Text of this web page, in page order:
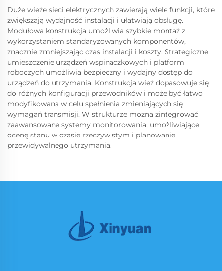
Duże wieże sieci elektrycznych zawierają wiele funkcji, które
zwiększają wydajność instalacji i ułatwiają obsługę.
Modułowa konstrukcja umożliwia szybkie montaż z
wykorzystaniem standaryzowanych komponentów,
znacznie zmniejszając czas instalacji i koszty. Strategiczne
umieszczenie urządzeń wspinaczkowych i platform
roboczych umożliwia bezpieczny i wydajny dostęp do
urządzeń do utrzymania. Konstrukcja wież dopasowuje się
do różnych konfiguracji przewodników i może być łatwo
modyfikowana w celu spełnienia zmieniających się
wymagań transmisji. W strukturze można zintegrować
zaawansowane systemy monitorowania, umożliwiające
ocenę stanu w czasie rzeczywistym i planowanie
przewidywalnego utrzymania.